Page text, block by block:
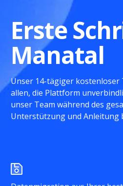
Erste
Manatal
Unser 14-tägiger kostenloser
allen, die Plattform
unser Team während des
Unterstützung und Anleitung